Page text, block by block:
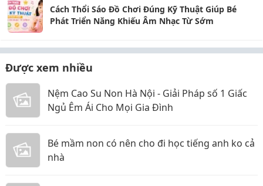
Cách Thổi Sáo Đồ Chơi Đúng Kỹ Thuật Giúp Bé
Phát Triển Năng Khiếu Âm Nhạc Từ Sớm
Được xem nhiều
Nệm Cao Su Non Hà Nội - Giải Pháp số 1 Giấc
Ngủ Êm Ái Cho Mọi Gia Đình
Bé mầm non có nên cho đi học tiếng anh ko cả
nhà